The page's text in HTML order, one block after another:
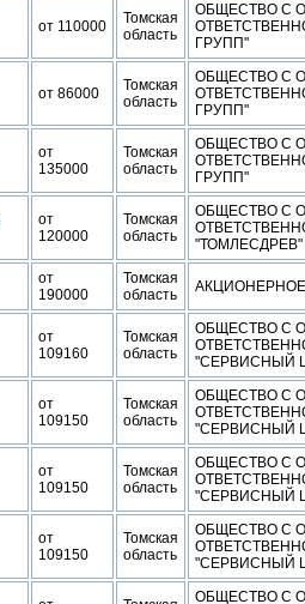
от 110000
Томская
область
ОБЩЕСТВО С
ГРУПП"
от 86000
Томская
область
ОБЩЕСТВО С
ГРУПП"
от
135000
Томская
область
ОБЩЕСТВО С
ГРУПП"
от
120000
Томская
область
ОБЩЕСТВО С
"ТОМЛЕСДРЕВ"
от
190000
Томская
область
от
109160
Томская
область
ОБЩЕСТВО С
"СЕРВИСНЫЙ
от
109150
Томская
область
ОБЩЕСТВО С
"СЕРВИСНЫЙ
от
109150
Томская
область
ОБЩЕСТВО С
"СЕРВИСНЫЙ
от
109150
Томская
область
ОБЩЕСТВО С
"СЕРВИСНЫЙ
ОБЩЕСТВО С